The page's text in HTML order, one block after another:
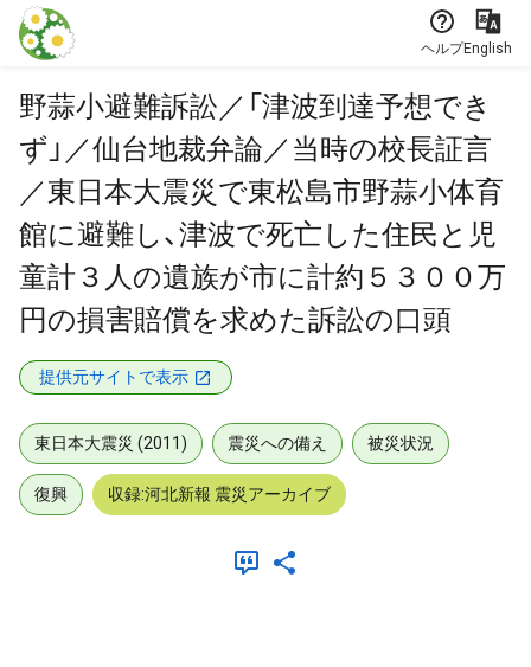
本文に飛ぶ
ヘルプEnglish
野蒜小避難訴訟／「津波到達予想でき
ず」／仙台地裁弁論／当時の校長証言
／東日本大震災で東松島市野蒜小体育
館に避難し、津波で死亡した住民と児
童計３人の遺族が市に計約５３００万
円の損害賠償を求めた訴訟の口頭
提供元サイトで表示
東日本大震災 (2011) 震災への備え 被災状況
復興 収録:河北新報 震災アーカイブ